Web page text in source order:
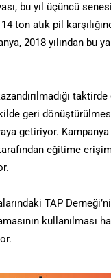
bu yıl üçüncü
ton atık pil
2018 yılından bu
geri
getiriyor. Kampanya
eğitime
TAP
kullanılması